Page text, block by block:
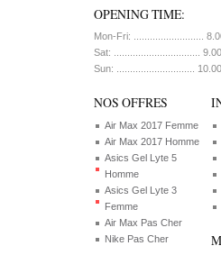
OPENING TIME:
Mon-Fri: ..........................
Sat: ................................
Sun: .............................
NOS OFFRES
Air Max 2017 Femme
Air Max 2017 Homme
Asics Gel Lyte 5
Homme
Asics Gel Lyte 3
Femme
Air Max Pas Cher
Nike Pas Cher